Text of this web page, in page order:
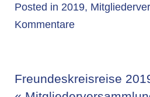
Posted in 2019,
Kommentarezu
Beitrags-
Freundeskreisreise